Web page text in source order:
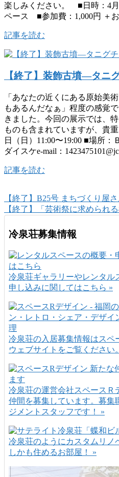
楽しみください。 ■日時：4
ペース ■参加費：1,000円 ＋お
記事を読む
【終了】装飾古墳―タニ
「あなたの近くにある原始美
もあるんだなぁ」程度の感覚
きました。今回の展示では、
ものも含まれていますが、貴
日（日）11:00〜19:00 ■場所
ダイスケe-mail：
記事を読む
【終了】B25号 まちづくり屋
【終了】「芸術祭に求めら
冷泉荘募集情報
冷泉荘ギャラリーやレンタル
申し込みに関してはこちら »
冷泉荘の入居募集情報はスペ
ウェブサイトをご覧ください
冷泉荘の運営会社スペースＲ
仲間を募集しています。募集
ジメントスタッフです！ »
冷泉荘のようにカスタムリノ
しかも住めるお部屋！ »